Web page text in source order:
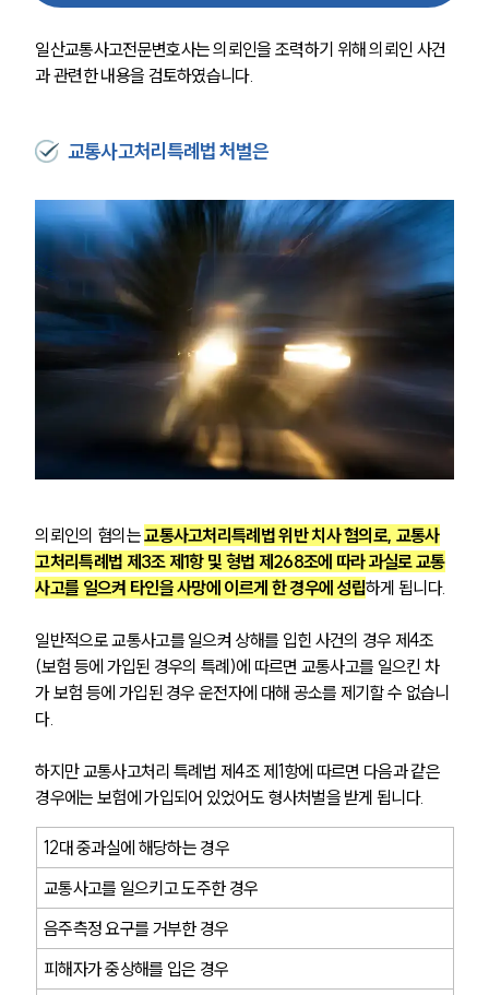
일산교통사고전문변호사는 의뢰인을 조력하기 위해 의뢰인 사건
과 관련한 내용을 검토하였습니다.
교통사고처리특례법 처벌은
의뢰인의 혐의는 교통사고처리특례법 위반 치사 혐의로, 교통사
고처리특례법 제3조 제1항 및 형법 제268조에 따라 과실로 교통
사고를 일으켜 타인을 사망에 이르게 한 경우에 성립하게 됩니다.
일반적으로 교통사고를 일으켜 상해를 입힌 사건의 경우 제4조
(보험 등에 가입된 경우의 특례)에 따르면 교통사고를 일으킨 차
가 보험 등에 가입된 경우 운전자에 대해 공소를 제기할 수 없습니
다.
하지만 교통사고처리 특례법 제4조 제1항에 따르면 다음과 같은
경우에는 보험에 가입되어 있었어도 형사처벌을 받게 됩니다.
12대 중과실에 해당하는 경우
교통사고를 일으키고 도주한 경우
음주측정 요구를 거부한 경우
피해자가 중상해를 입은 경우